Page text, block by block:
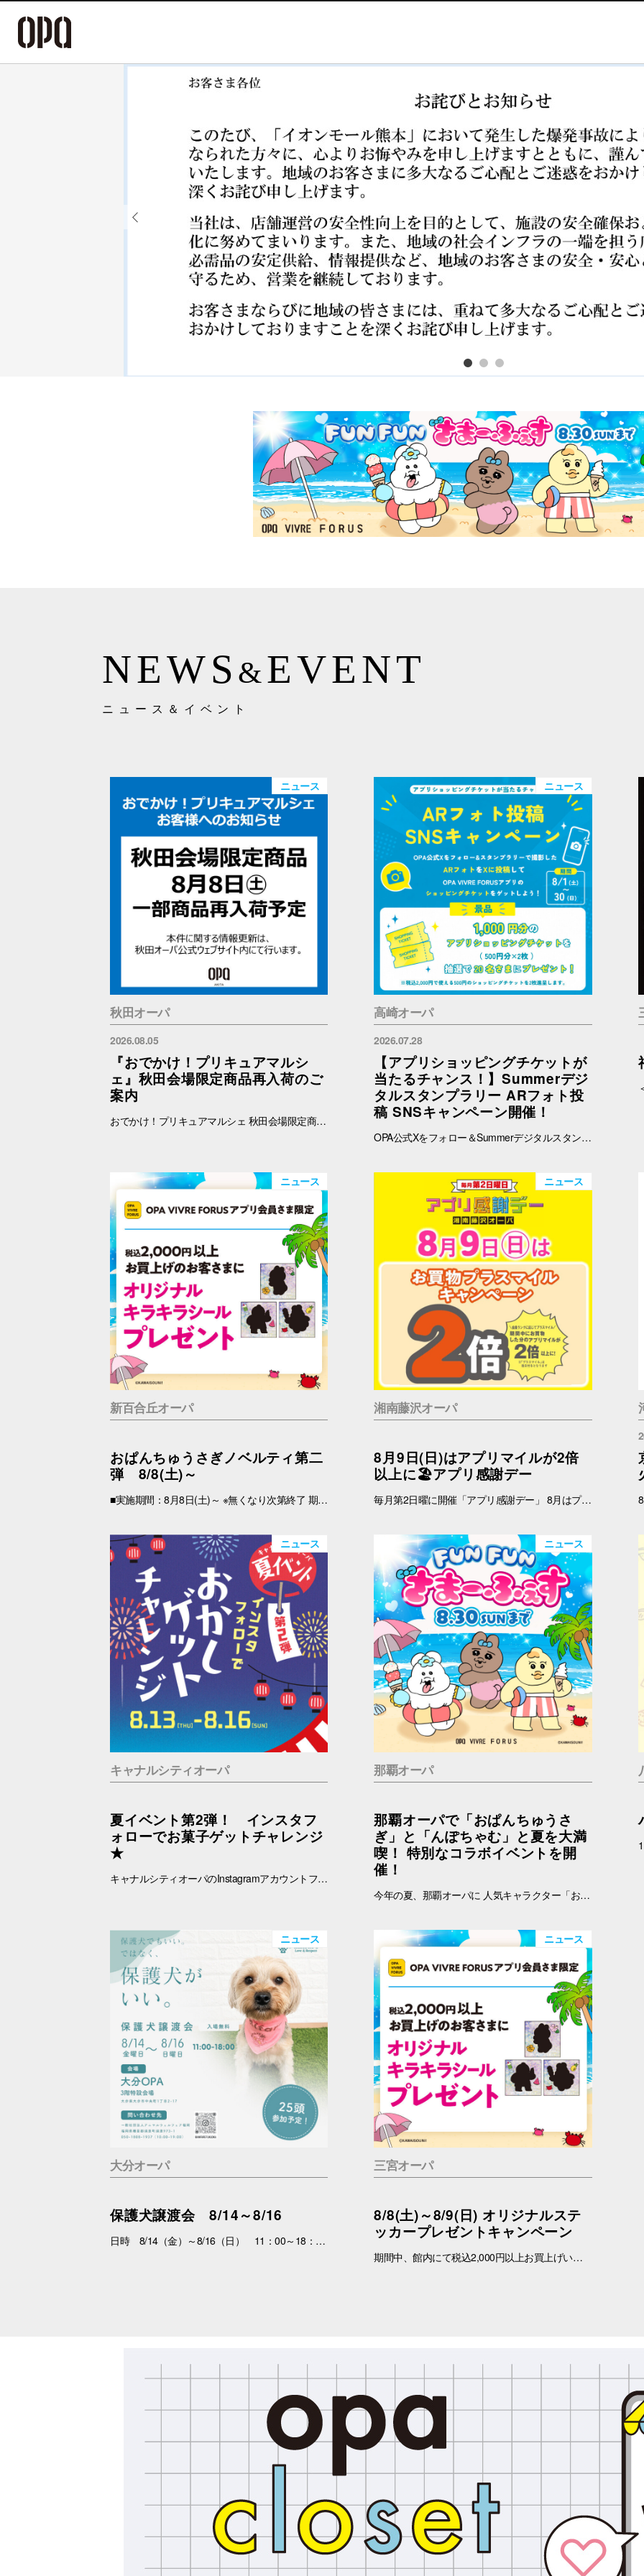
NEWS &EVENT
ニュース＆イベント
ニュース
秋田オーパ
2026.08.05
『おでかけ！プリキュアマルシ
ェ』秋田会場限定商品再入荷のご
案内
おでかけ！プリキュアマルシェ 秋田会場限定商品の再入荷を予定しております。 再入荷対象商品は下記をご覧ください。 【秋田限定】ランダム缶バッジ 全4種 各500円 【秋田限定】アクリルキーホルダー 全3種 1100円 【秋田限定】アクリルスタンド 全3種 1650円 ※納品後、準備が出来次第、販売を開始します。予めご了承ください。 ※在庫状況についてのお問い合わせは回答いたしかねます。ご来店の上ご確認をお願い申し上げます。 ※ブラウザでご覧の方はバナー、OPAアプリでご覧の方はタイトルをタップすると秋田会場限定商品の紹介ページに遷移します。
ニュース
高崎オーパ
2026.07.28
【アプリショッピングチケットが
当たるチャンス！】Summerデジ
タルスタンプラリー ARフォト投
稿 SNSキャンペーン開催！
OPA公式Xをフォロー＆Summerデジタルスタンプラリーで撮影したARフォトを投稿して、OPA VIVRE FORUSアプリのショッピングチケットをゲットしよう！ ■ 景品 500円分のアプリショッピングチケットを2枚（計1,000円分）を抽選で20名さまにプレゼント！ ※税込2,000円で使える500円のショッピングチケットを2枚進呈します。 ■ 応募期間 2026年8月1日(土) ～ 8月30日(日) 23:59まで ※当選者には8月31日(月)以降にDMにてご連絡いたします。 ■ 応募方法 OPA公式X（@opa_vivre_forus）をフォロー Summerデジタルスタンプラリーに参加して、ARフォトを撮影 ハッシュタグ「#おぱんちゅうさぎOPA」「#おぱんちゅうさぎFORUS」「#おぱんちゅうさぎVIVRE」のいずれかをつけて、撮影したARフォトを投稿！ ■ ご注意・各種規約 【撮影・投稿に関する注意】 撮影の際は、周囲のお客さまの通行の妨げにならないようご注意ください。 店内での撮影の際は、各店舗のルールやご案内に沿ってお楽しみください。 ARフォトの撮影、投稿するARフォトは、他のお客さまの顔等が映らないようご配慮をお願いいたします。 危険な行為（階段や無理な姿勢など）はお控えください。 【個人情報・権利に関する注意】 ARフォトの撮影・投稿にあたっては、他のお客さまのプライバシーにご配慮いただき、顔等が写り込まないようお願いいたします。 他のお客さまや第三者が写る場合は、必ずご本人の許可を得たうえで投稿してください。 投稿写真に含まれる著作物（ポスター・商品デザイン等）についてもご配慮ください。 SNSの性質上、投稿された写真は他の利用者に保存・共有される場合がございます。ご理解のうえご参加いただけますと幸いです。 【SNS投稿ルール】 投稿内容が公序良俗に反する場合や、不適切と判断される場合は応募対象外となります。 非公開アカウントからの投稿は応募対象外となる場合がございます。 ハッシュタグや応募条件を満たしていない場合、抽選対象外となる場合がございます。 【キャンペーン関連】 賞品の内容は予告なく変更となる場合がございます。 投稿いただいた画像は、当選者の選定のみに使用し、その他の目的で使用することはございません。
ニュース
新百合丘オーパ
おぱんちゅうさぎノベルティ第二
弾 8/8(土)～
■実施期間：8月8日(土)～ ※無くなり次第終了 期間中、税込2,000円以上(合算可)お買上げのOPA VIVRE FORUSアプリ会員さま限定で、「キラキラシール」 をプレゼント！ アプリの【クーポン画面】と【税込2,000円以上のレシート(合算可)】をお持ちの上、引換場所にお越しくださいませ。 ※新百合丘オーパのレシートのみ対象。館をまたいだレシートの合算は不可。 ※絵柄はお選びいただけません。 ■レシート対象期間 2026年8月8日(土)～ ■引換場所・引換時間 引換場所：B1F インフォメーション 引換時間：10:00～21:00 ■注意事項 ※ノベルティは数量限定のため、なくなり次第終了となりますので予めご了承ください。 ※ノベルティの引き換えは、おひとりさま3枚までとなります。 ※お買上げレシートは、期間中の対象店舗のものに限ります（一部対象外のショップ・商品がございます） ※新百合丘オーパのレシートのみ対象。館をまたいだレシートの合算は不可。 ※絵柄はお選びいただけません。 ※画像はイメージです。 ＜レシート対象外ショップ＞ B1F：HIS 1F：調剤薬局 2F：フェリーチェデンタルクリニック、楽天モバイル、免許の窓口 4F：セレスの館 5F：ガールズミニョン、ガシャポンのデパート、ソフトバンク、なんぼや、ほけんの窓口
ニュース
湘南藤沢オーパ
8月9日(日)はアプリマイルが2倍
以上に🏖️アプリ感謝デー
毎月第2日曜に開催「アプリ感謝デー」 8月はプラスマイルキャンペーンを実施いたします。 8月9日(日)に、オーパアプリを使ってお買物をすると、ランクに応じてアプリマイルが2倍以上になります。おトクな機会をお見逃しなく！ 【開催日】 8月9日(日) 【お買物プラスマイルキャンペーン】 8月9日(日)にオーパアプリを使ってお買物をすると、会員ランクに応じて下記のポイントが付与されます。 お会計の際にオーパアプリをレジスタッフにご提示ください。 【アプリマイル付与】 ダイヤモンド会員…1マイル＋1.5マイル プラチナ会員…1マイル＋1.3マイル ゴールド会員…1マイル＋1.2マイル シルバー会員…1マイル＋1.1マイル ブロンズ会員…1マイル＋1マイル ≪例≫・・・ダイヤモンド会員さまが期間中1万円以上のお買物 ➡通常10,000マイル＋15,000マイル＝合計25,000マイル ※プラス分のマイル加算予定日：2025年8月12日(水) ※期間中のプラスマイル分をまとめて加算します。 ※付与されるマイルはランクによって異なります。 ※キャンペーン最終日の営業終了時点のランクをもとに加算マイル数を算出いたします。 ※小数点以下の端数は切り捨てとなります。 -------------------------------------- ▽オーパ公式アプリダウンロードはこちら▽ App Storeはこちら Google Playはこちら ■オーパ公式アプリについて詳しくはこちら -------------------------------------- 【セルフレジではアプリマイルは付きません】 ※以下のお店ではショップスタッフのいるレジにて、オーパアプリをご提示ください。 ●2階 バーガーキング ●4階 セリア ●7階 無印良品 ※期間中にアプリを新規ダウンロードしていただいた方も対象となります。 ※一部対象外ショップがございます。 ➡詳しくはこちら -------------------------------------------
ニュース
キャナルシティオーパ
夏イベント第2弾！ インスタフ
ォローでお菓子ゲットチャレンジ
★
キャナルシティオーパのInstagramアカウントフォローでお菓子ゲットに挑戦！ あなたは最大何個ゲットできる？？！！ ■抽選日時：8.13(木) ～8.16(日) 11：00～19：00 ■抽選会場：B1F ラフェスタ内特設会場 ■参加条件：キャナルシティオーパのInstagramアカウント(＠canalcityopa)をフォロー 【注意事項】 ※参加の際はキャナルシティオーパアカウントのフォロー画面をご提示ください。 ※各日、景品がなくなり次第終了となります。 ※イラストはすべてイメージです。 ※おひとりさまにつき1回までご参加いただけます。
ニュース
那覇オーパ
那覇オーパで「おぱんちゅうさ
ぎ」と「んぽちゃむ」と夏を大満
喫！ 特別なコラボイベントを開
催！
今年の夏、那覇オーパに 人気キャラクター「おぱんちゅうさぎ」「んぽちゃむ」が登場します！ ポップでかわいいキービジュアルが館内を彩り、いつもと違うワクワクする空間に大変身。 さらに、スマホで気軽に参加できる「Summerデジタルスタンプラリー」など、楽しい企画が盛りだくさん！ お買い物をしながら、おぱんちゅうさぎたちと一緒に楽しい夏の思い出を作ってみませんか？ みなさまのご来店をお待ちしております！ ▼詳しくはコチラ▼ https://www.opa-club.com/contents/opanchuusagi_2026/ コラボ期間：2026年6月26日(金)～2025年8月30日(日) ※一部店舗では実施期間が異なります。 ※一部実施していない店舗がございます。
ニュース
大分オーパ
保護犬譲渡会 8/14～8/16
日時 8/14（金）～8/16（日） 11：00～18：00 場所 3F特設会場 内容 まずは会いにくるだけで大丈夫。 抱っこして、ふれあって、その子の魅力を感じてください。 あなたを待っている子がいます。 運命の出会いが、待っているかもしれません。 問合せ先 一般社団法人アニマルウェルフェア福岡 050-1808-1937（11：00～19：00）
ニュース
三宮オーパ
8/8(土)～8/9(日) オリジナルステ
ッカープレゼントキャンペーン
期間中、館内にて税込2,000円以上お買上げいただき、「OPA VIVRE FORUS アプリ」の対象画面をご提示いただいたお客さまに、先着でここでしか手に入らない「オリジナルキラキラステッカー」をプレゼントいたします！ ぜひこの機会に、お買い物と合わせて限定ノベルティをゲットしてください。 （※本企画は、アプリ会員さま限定となります） ■配布期間 2026年8月8日(土)～8月9日(日) ※各日の実施時間は、引換時間に準じます。 ※ノベルティはなくなり次第、配布を終了いたします。 ※一部実施していない店舗がございます。 ■ノベルティ内容 キラキラステッカー (全3種) ■引換条件 期間中、以下の2点を引換カウンターにてご提示ください。 ① 館内でお買上げいただいた、税込2,000円以上のレシート（合算可） ② 「OPA VIVRE FORUS アプリ」のクーポン画面 ■引換場所・引換時間 引換場所：1階 特設カウンター 引換時間：11:00 ～ 当日分がなくなり次第終了 ■注意事項 ※ノベルティは数量限定のため、なくなり次第終了となりますので予めご了承ください。 ※ノベルティはランダムでのお渡しとなります。重複した場合でも、種類の変更・交換はいたしかねます。 ※ノベルティの引き換えは、おひとりさま3枚までとなります。 ※お買上げレシートは、期間中の三宮オーパのものに限ります（一部対象外のショップ・商品がございます） ※三宮オーパのレシートのみ対象。館をまたいだレシートの合算は不可。 ※画像はイメージです。実際のノベルティとは異なる場合がございます。 ▼詳しくはコチラ▼ https://www.opa-club.com/contents/opanchuusagi_2026/ ▼アプリについて詳しくはこちら！ ▼ https://www.opa-club.com/contents/app/